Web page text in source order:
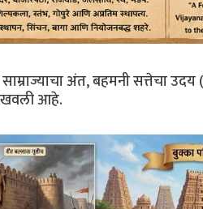
अंत, बहमनी सत्तेचा उदय
आहे.